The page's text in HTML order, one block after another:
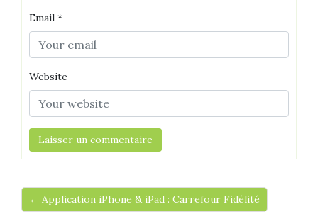
Email *
Website
← Application iPhone & iPad : Carrefour Fidélité